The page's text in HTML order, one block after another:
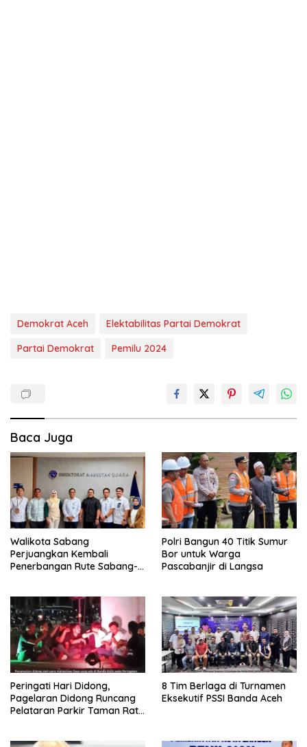
Demokrat Aceh
Elektabilitas Partai Demokrat
Partai Demokrat
Pemilu 2024
Baca Juga
Walikota Sabang
Perjuangkan Kembali
Penerbangan Rute Sabang-
Polri Bangun 40 Titik Sumur
Bor untuk Warga
Pascabanjir di Langsa
Peringati Hari Didong,
Pagelaran Didong Runcang
Pelataran Parkir Taman Ratu
8 Tim Berlaga di Turnamen
Eksekutif PSSI Banda Aceh